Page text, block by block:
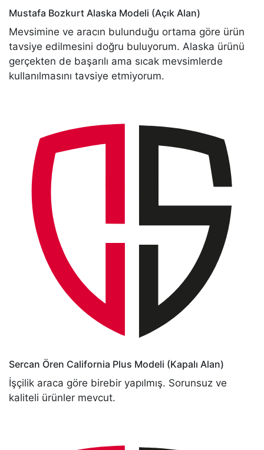
Mustafa Bozkurt Alaska Modeli (Açık Alan)
Mevsimine ve aracın bulunduğu ortama göre ürün
tavsiye edilmesini doğru buluyorum. Alaska ürünü
gerçekten de başarılı ama sıcak mevsimlerde
kullanılmasını tavsiye etmiyorum.
Sercan Ören California Plus Modeli (Kapalı Alan)
İşçilik araca göre birebir yapılmış. Sorunsuz ve
kaliteli ürünler mevcut.